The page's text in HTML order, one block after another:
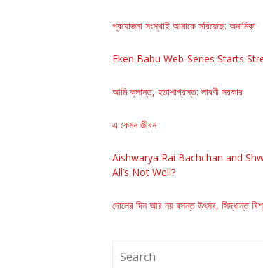
প্রযোজনা সংস্থাই আমাকে সরিয়েছে: অনামিকা
Eken Babu Web-Series Starts
আমি ক্লান্ত, হতাশাগ্রস্ত: লাবণী সরকার
এ কেমন জীবন
Aishwarya Rai Bachchan and
All’s Not Well?
দোলের দিন আর নয় বসন্ত উৎসব, সিদ্ধান্ত